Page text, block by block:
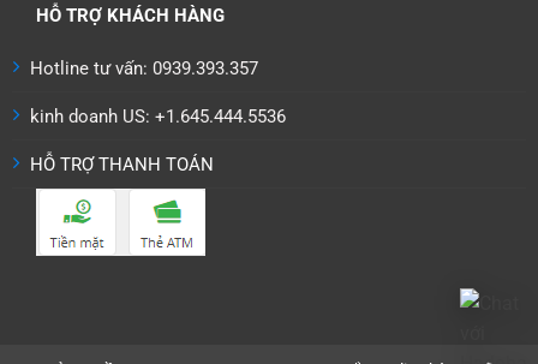
HỖ TRỢ KHÁCH HÀNG
Hotline tư vấn: 0939.393.357
kinh doanh US: +1.645.444.5536
HỖ TRỢ THANH TOÁN